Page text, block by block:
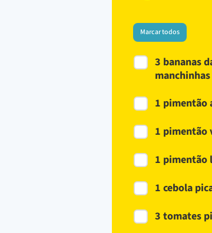
Marcar todos
3 bananas
1 pimentão
1 pimentão
1 pimentão
1 cebola
3 tomates